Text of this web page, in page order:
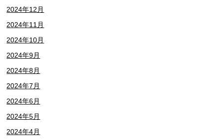
2024年12月
2024年11月
2024年10月
2024年9月
2024年8月
2024年7月
2024年6月
2024年5月
2024年4月